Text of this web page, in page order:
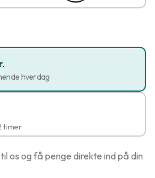
hverdag
timer
os og få penge direkte ind på din